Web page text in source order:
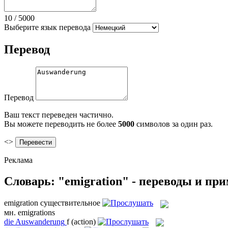
10 / 5000
Выберите язык перевода
Перевод
Перевод
Ваш текст переведен частично.
Вы можете переводить не более 5000 символов за один раз.
<>
Реклама
Словарь: "emigration" - переводы и
emigration существительное
мн. emigrations
die Auswanderung f (action)